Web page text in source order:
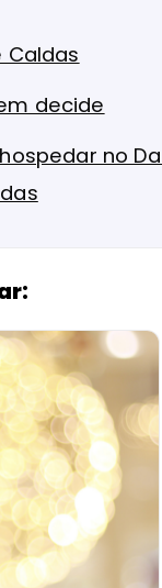
Caldas
decide
no